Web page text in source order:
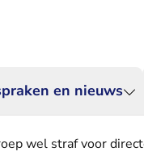
en nieuws
wel straf voor